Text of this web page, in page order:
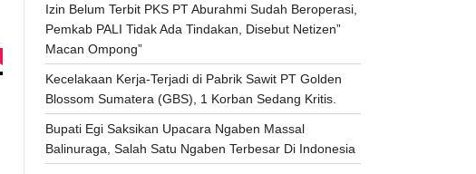
Izin Belum Terbit PKS PT Aburahmi Sudah Beroperasi,
Pemkab PALI Tidak Ada Tindakan, Disebut Netizen”
Macan Ompong”
Kecelakaan Kerja-Terjadi di Pabrik Sawit PT Golden
Blossom Sumatera (GBS), 1 Korban Sedang Kritis.
Bupati Egi Saksikan Upacara Ngaben Massal
Balinuraga, Salah Satu Ngaben Terbesar Di Indonesia